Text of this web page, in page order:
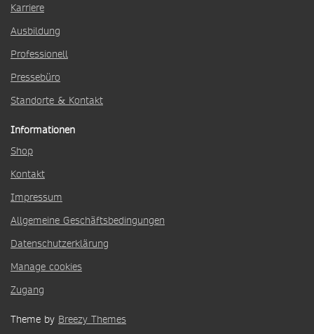
Karriere
Ausbildung
Professionell
Pressebüro
Standorte & Kontakt
Informationen
Shop
Kontakt
Impressum
Allgemeine Geschäftsbedingungen
Datenschutzerklärung
Manage cookies
Zugang
Theme by Breezy Themes